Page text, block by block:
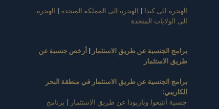
الهجرة الى كندا | الهجرة الى المملكة المتحدة | الهجرة
الى الولايات المتحدة
برامج الجنسية عن طريق الاستثمار | أرخص جنسية عن
طريق الاستثمار
برامج الجنسية عن طريق الاستثمار في منطقة البحر
الكاريبي:
جنسية أنتيغوا وباربودا عن طريق الاستثمار | برنامج